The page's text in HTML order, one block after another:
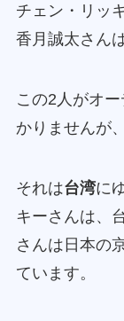
チェン・リッ
香月誠太さんは
この2人がオ
かりませんが
それは台湾に
キーさんは、
さんは日本の
ています。